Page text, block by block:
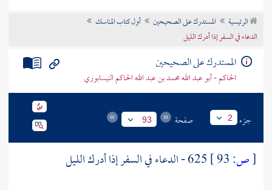
تراجم الأعلام
الرئيسية المستدرك على الصحيحين
أول كتاب المناسك
الدعاء في السفر إذا أدرك الليل
المستدرك على الصحيحين
الحاكم - أبو عبد الله محمد بن عبد الله الحاكم النيسابوري
جزء 2 صفحة 93
[ص:
625 - الدعاء في السفر إذا أدرك الليل